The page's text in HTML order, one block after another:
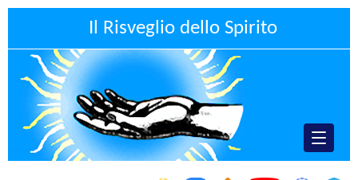
Il Risveglio dello Spirito